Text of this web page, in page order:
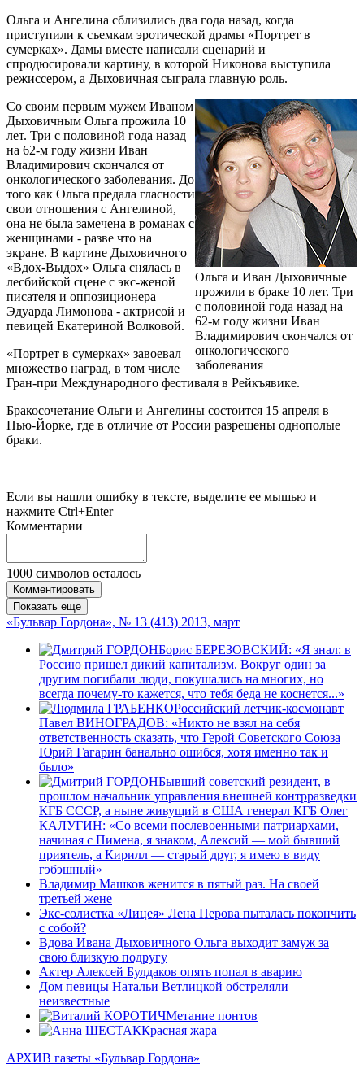
Ольга и Ангелина сблизились два года назад, когда
приступили к съемкам эротической драмы «Портрет в
сумерках». Дамы вместе написали сценарий и
спродюсировали картину, в которой Никонова выступила
режиссером, а Дыховичная сыграла главную роль.
Ольга и Иван Дыховичные
прожили в браке 10 лет. Три
с половиной года назад на
62-м году жизни Иван
Владимирович скончался от
онкологического
заболевания
Со своим первым мужем Иваном
Дыховичным Ольга прожила 10
лет. Три с половиной года назад
на 62-м году жизни Иван
Владимирович скончался от
онкологического заболевания. До
того как Ольга предала гласности
свои отношения с Ангелиной,
она не была замечена в романах с
женщинами - разве что на
экране. В картине Дыховичного
«Вдох-Выдох» Ольга снялась в
лесбийской сцене с экс-женой
писателя и оппозиционера
Эдуарда Лимонова - актрисой и
певицей Екатериной Волковой.
«Портрет в сумерках» завоевал
множество наград, в том числе
Гран-при Международного фестиваля в Рейкъявике.
Бракосочетание Ольги и Ангелины состоится 15 апреля в
Нью-Йорке, где в отличие от России разрешены однополые
браки.
Если вы нашли ошибку в тексте, выделите ее мышью и
нажмите Ctrl+Enter
Комментарии
1000 символов осталось
Комментировать
Показать еще
«Бульвар Гордона», № 13 (413) 2013, март
Борис БЕРЕЗОВСКИЙ: «Я знал: в
Россию пришел дикий капитализм. Вокруг один за
другим погибали люди, покушались на многих, но
всегда почему-то кажется, что тебя беда не коснется...»
Российский летчик-космонавт
Павел ВИНОГРАДОВ: «Никто не взял на себя
ответственность сказать, что Герой Советского Союза
Юрий Гагарин банально ошибся, хотя именно так и
было»
Бывший советский резидент, в
прошлом начальник управления внешней контрразведки
КГБ СССР, а ныне живущий в США генерал КГБ Олег
КАЛУГИН: «Со всеми послевоенными патриархами,
начиная с Пимена, я знаком, Алексий — мой бывший
приятель, а Кирилл — старый друг, я имею в виду
гэбэшный»
Владимир Машков женится в пятый раз. На своей
третьей жене
Экс-солистка «Лицея» Лена Перова пыталась покончить
с собой?
Вдова Ивана Дыховичного Ольга выходит замуж за
свою близкую подругу
Актер Алексей Булдаков опять попал в аварию
Дом певицы Натальи Ветлицкой обстреляли
неизвестные
Метание понтов
Красная жара
АРХИВ газеты «Бульвар Гордона»